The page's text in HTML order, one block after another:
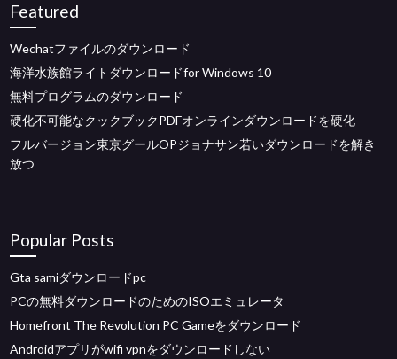
Featured
Wechatファイルのダウンロード
海洋水族館ライトダウンロードfor Windows 10
無料プログラムのダウンロード
硬化不可能なクックブックPDFオンラインダウンロードを硬化
フルバージョン東京グールOPジョナサン若いダウンロードを解き
放つ
Popular Posts
Gta samiダウンロードpc
PCの無料ダウンロードのためのISOエミュレータ
Homefront The Revolution PC Gameをダウンロード
Androidアプリがwifi vpnをダウンロードしない